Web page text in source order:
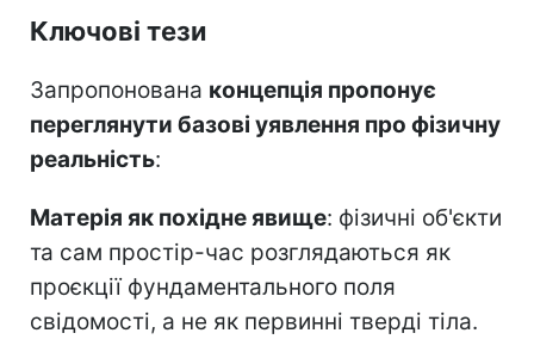
Ключові тези
Запропонована концепція пропонує
переглянути базові уявлення про фізичну
реальність:
Матерія як похідне явище: фізичні об'єкти
та сам простір-час розглядаються як
проєкції фундаментального поля
свідомості, а не як первинні тверді тіла.